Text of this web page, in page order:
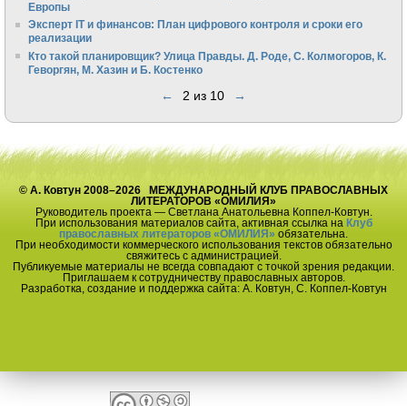
Европы
Эксперт IT и финансов: План цифрового контроля и сроки его
реализации
Кто такой планировщик? Улица Правды. Д. Роде, С. Колмогоров, К.
Геворгян, М. Хазин и Б. Костенко
← 2 из 10 →
© А. Ковтун 2008–2026 МЕЖДУНАРОДНЫЙ КЛУБ ПРАВОСЛАВНЫХ
ЛИТЕРАТОРОВ «ОМИЛИЯ»
Руководитель проекта — Светлана Анатольевна Коппел-Ковтун.
При использования материалов сайта, активная ссылка на Клуб
православных литераторов «ОМИЛИЯ» обязательна.
При необходимости коммерческого использования текстов обязательно
свяжитесь с администрацией.
Публикуемые материалы не всегда совпадают с точкой зрения редакции.
Приглашаем к сотрудничеству православных авторов.
Разработка, создание и поддержка сайта: А. Ковтун, С. Коппел-Ковтун